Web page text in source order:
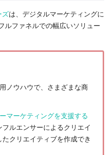
ズは、デジタルマーケティングに
ルファネルでの幅広いソリュー
ノウハウで、さまざまな商
マーケティングを支援する
ルエンサーによるクリエイ
クリエイティブを作成でき